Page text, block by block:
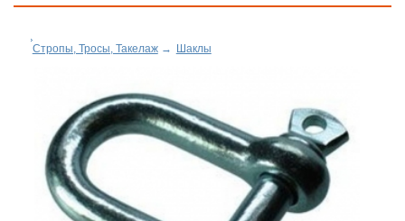
Стропы, Тросы, Такелаж→ Шаклы